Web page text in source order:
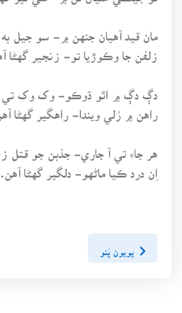
مان قيد آهيان جنهن ۾- سو جيل به
زلفن جا وڪوڙيا تو- زنجير گهڻا
دڳ دڳ ۾ اٿو ڌوڪو- وک وک تي
راهن ۾ رُلي ويندا- راهگير گهڻا
هر جاءِ تي آ جاري- جذبن جو قتل
اِن درد ڪيا ماڻهو- دلگير گهڻا آهن.
پويون پَنو